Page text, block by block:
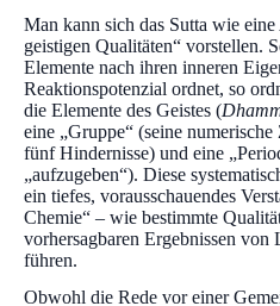
Man kann sich das Sutta wie
geistigen Qualitäten“ vorstellen.
Elemente nach ihren inneren
Reaktionspotenzial ordnet, so
die Elemente des Geistes (
eine „Gruppe“ (seine
fünf Hindernisse) und eine
„aufzugeben“). Diese
ein tiefes, vorausschauendes
Chemie“ – wie bestimmte
vorhersagbaren Ergebnissen
führen.
Obwohl die Rede vor einer